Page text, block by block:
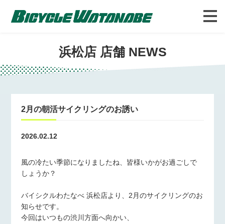
FAQ
浜松店 店舗 NEWS
2月の朝活サイクリングのお誘い
2026.02.12
風の冷たい季節になりましたね、皆様いかがお過ごしで
しょうか？
バイシクルわたなべ 浜松店より、2月のサイクリングのお
知らせです。
今回はいつもの渋川方面へ向かい、